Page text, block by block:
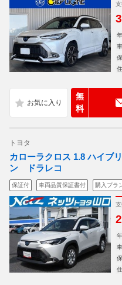
無
料
トヨタ
カローラクロス 1.8 ハイブ
ン ドラレコ
保証付 車両品質保証書付 購入プラ